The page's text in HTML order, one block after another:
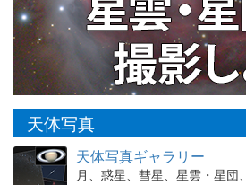
天体写真
天体写真ギャラリー
月、惑星、彗星、星雲・星